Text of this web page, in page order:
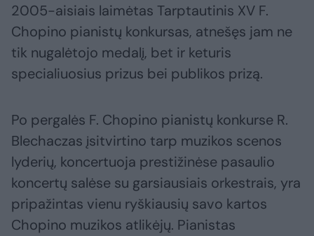
2005-aisiais laimėtas Tarptautinis XV F.
Chopino pianistų konkursas, atnešęs jam ne
tik nugalėtojo medalį, bet ir keturis
specialiuosius prizus bei publikos prizą.
Po pergalės F. Chopino pianistų konkurse R.
Blechaczas įsitvirtino tarp muzikos scenos
lyderių, koncertuoja prestižinėse pasaulio
koncertų salėse su garsiausiais orkestrais, yra
pripažintas vienu ryškiausių savo kartos
Chopino muzikos atlikėjų. Pianistas